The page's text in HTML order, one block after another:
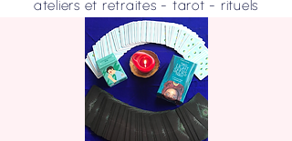
ateliers et retraites - tarot - rituels